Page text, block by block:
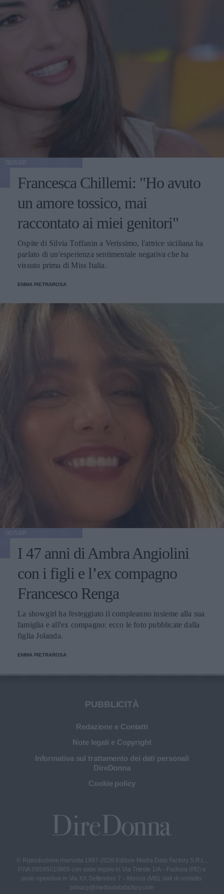
Francesca Chillemi: "Ho avuto
un amore tossico, mai
raccontato ai miei genitori"
Ospite di Silvia Toffanin a Verissimo, l'attrice siciliana ha
parlato di un'esperienza sentimentale negativa che ha
vissuto prima di Miss Italia.
EMMA PIETRAROSA
I 47 anni di Ambra Angiolini
con i figli e l’ex compagno
Francesco Renga
La showgirl ha festeggiato il compleanno insieme alla sua
famiglia e all'ex compagno: ecco le foto pubblicate dalla
figlia Jolanda.
EMMA PIETRAROSA
PUBBLICITÀ
Redazione e Contatti
Note legali e Copyright
Informativa sul trattamento dei dati personali
DireDonna
Cookie policy
© Riproduzione riservata 1997-2026 Editore Media Data Factory S.R.L.,
P.IVA 09595010969 con sede legale in Via Trieste 1/A – Padova (PD) e
sede operativa in Via XX Settembre 7 – Monza (MB); dati di contatto:
privacy@mediadatafactory.com